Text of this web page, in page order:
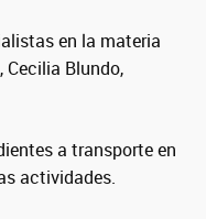
en la materia
Cecilia Blundo,
a transporte en
actividades.